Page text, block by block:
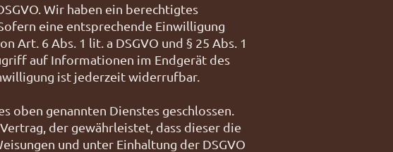
Wir haben ein berechtigtes
eine entsprechende Einwilligung
6 Abs. 1 lit. a DSGVO und § 25 Abs. 1
auf Informationen im Endgerät des
ist jederzeit widerrufbar.
oben genannten Dienstes geschlossen.
der gewährleistet, dass dieser die
und unter Einhaltung der DSGVO